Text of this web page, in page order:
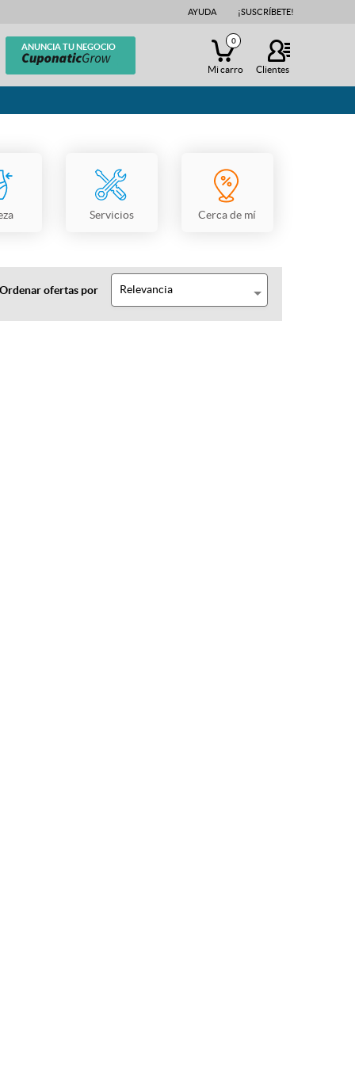
AYUDA ¡SUSCRÍBETE!
ANUNCIA TU NEGOCIO
Clientes
0
Mi carro
Servicios Cerca de mí
Ordenar ofertas por Relevancia